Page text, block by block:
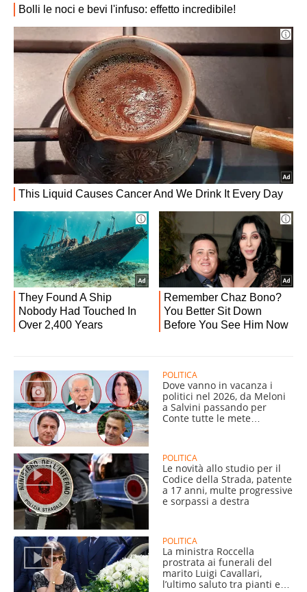
POLITICA
Dove vanno in vacanza i
politici nel 2026, da Meloni
a Salvini passando per
Conte tutte le mete
POLITICA
Le novità allo studio per il
Codice della Strada, patente
a 17 anni, multe progressive
e sorpassi a destra
POLITICA
La ministra Roccella
prostrata ai funerali del
marito Luigi Cavallari,
l’ultimo saluto tra pianti e